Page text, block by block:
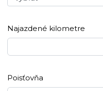
Najazdené kilometre
Poisťovňa